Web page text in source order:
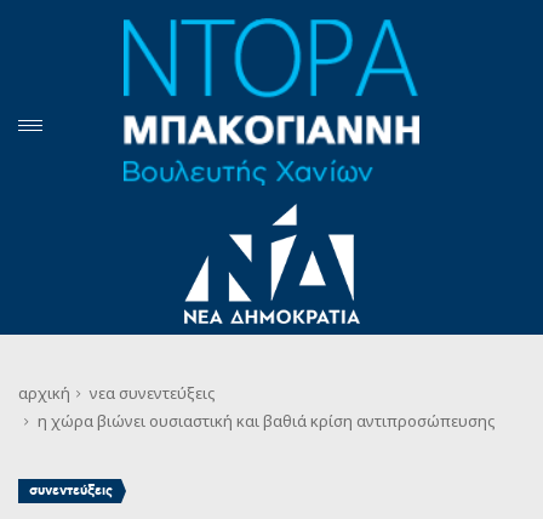
αρχική νεα συνεντεύξεις
η χώρα βιώνει ουσιαστική και βαθιά κρίση αντιπροσώπευσης
συνεντεύξεις